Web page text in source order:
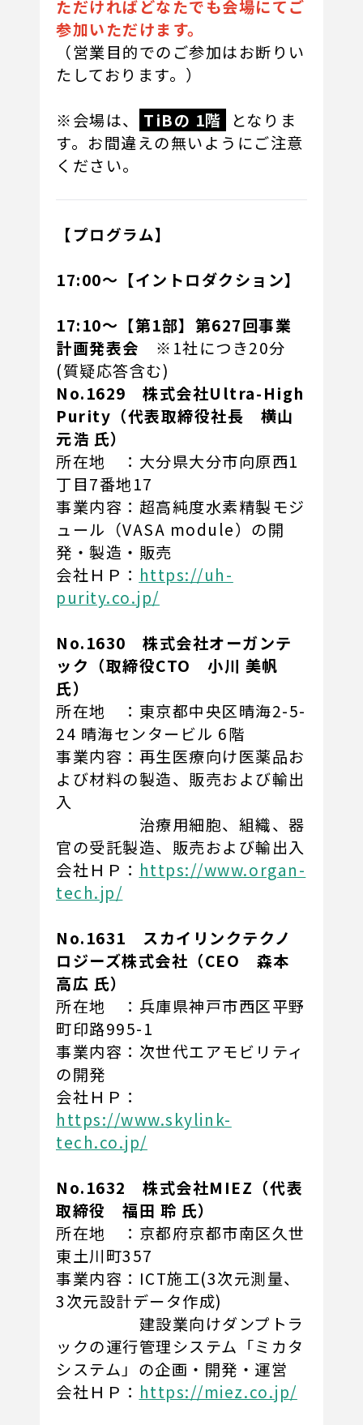
ただければどなたでも会場にてご
参加いただけます。
（営業目的でのご参加はお断りい
たしております。）
※会場は、
TiBの 1階
となりま
す。お間違えの無いようにご注意
ください。
【プログラム】
17:00～【イントロダクション】
17:10～【第1部】第627回事業
計画発表会 ※1社につき20分
(質疑応答含む)
No.1629 株式会社Ultra-High
Purity（代表取締役社長 横山
元浩 氏）
所在地 ：大分県大分市向原西1
丁目7番地17
事業内容：超高純度水素精製モジ
ュール（VASA module）の開
発・製造・販売
会社ＨＰ： https://uh-
purity.co.jp/
No.1630 株式会社オーガンテ
ック（取締役CTO 小川 美帆
氏）
所在地 ：東京都中央区晴海2-5-
24 晴海センタービル 6階
事業内容：再生医療向け医薬品お
よび材料の製造、販売および輸出
入
治療用細胞、組織、器
官の受託製造、販売および輸出入
会社ＨＰ： https://www.organ-
tech.jp/
No.1631 スカイリンクテクノ
ロジーズ株式会社（CEO 森本
高広 氏）
所在地 ：兵庫県神戸市西区平野
町印路995-1
事業内容：次世代エアモビリティ
の開発
会社ＨＰ：
https://www.skylink-
tech.co.jp/
No.1632 株式会社MIEZ（代表
取締役 福田 聆 氏）
所在地 ：京都府京都市南区久世
東土川町357
事業内容：ICT施工(3次元測量、
3次元設計データ作成)
建設業向けダンプトラ
ックの運行管理システム「ミカタ
システム」の企画・開発・運営
会社ＨＰ： https://miez.co.jp/